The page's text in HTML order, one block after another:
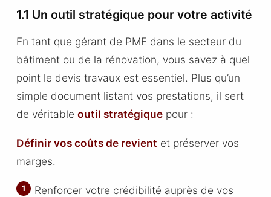
1.1 Un outil stratégique pour votre activité
En tant que gérant de PME dans le secteur du
bâtiment ou de la rénovation, vous savez à quel
point le devis travaux est essentiel. Plus qu’un
simple document listant vos prestations, il sert
de véritable outil stratégiquepour :
Définir vos coûts de revient et préserver vos
marges.
Renforcer votre crédibilité auprès de vos